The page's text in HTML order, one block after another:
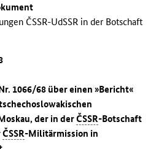
ČSSR-UdSSR in der Botschaft
1066/68 über einen »Bericht«
der in derČSSR-Botschaft
ČSSR-Militärmission in